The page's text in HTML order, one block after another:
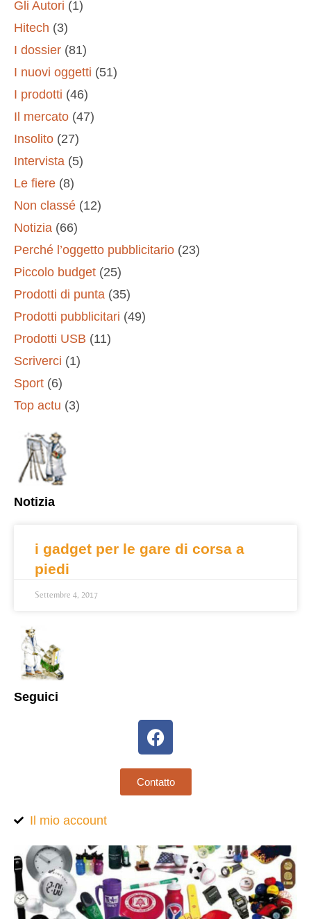
Gli Autori (1)
Hitech (3)
I dossier (81)
I nuovi oggetti (51)
I prodotti (46)
Il mercato (47)
Insolito (27)
Intervista (5)
Le fiere (8)
Non classé (12)
Notizia (66)
Perché l’oggetto pubblicitario (23)
Piccolo budget (25)
Prodotti di punta (35)
Prodotti pubblicitari (49)
Prodotti USB (11)
Scriverci (1)
Sport (6)
Top actu (3)
Notizia
i gadget per le gare di corsa a
piedi
Settembre 4, 2017
Seguici
Contatto
Il mio account